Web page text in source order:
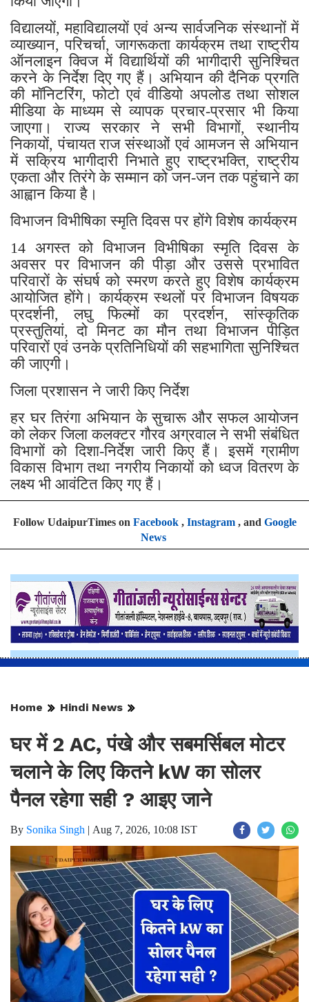
विद्यालयों, महाविद्यालयों एवं अन्य सार्वजनिक संस्थानों में
व्याख्यान, परिचर्चा, जागरूकता कार्यक्रम तथा राष्ट्रीय
ऑनलाइन क्विज में विद्यार्थियों की भागीदारी सुनिश्चित
करने के निर्देश दिए गए हैं। अभियान की दैनिक प्रगति
की मॉनिटरिंग, फोटो एवं वीडियो अपलोड तथा सोशल
मीडिया के माध्यम से व्यापक प्रचार-प्रसार भी किया
जाएगा। राज्य सरकार ने सभी विभागों, स्थानीय
निकायों, पंचायत राज संस्थाओं एवं आमजन से अभियान
में सक्रिय भागीदारी निभाते हुए राष्ट्रभक्ति, राष्ट्रीय
एकता और तिरंगे के सम्मान को जन-जन तक पहुंचाने का
आह्वान किया है।
विभाजन विभीषिका स्मृति दिवस पर होंगे विशेष कार्यक्रम
14 अगस्त को विभाजन विभीषिका स्मृति दिवस के
अवसर पर विभाजन की पीड़ा और उससे प्रभावित
परिवारों के संघर्ष को स्मरण करते हुए विशेष कार्यक्रम
आयोजित होंगे। कार्यक्रम स्थलों पर विभाजन विषयक
प्रदर्शनी, लघु फिल्मों का प्रदर्शन, सांस्कृतिक
प्रस्तुतियां, दो मिनट का मौन तथा विभाजन पीड़ित
परिवारों एवं उनके प्रतिनिधियों की सहभागिता सुनिश्चित
की जाएगी।
जिला प्रशासन ने जारी किए निर्देश
हर घर तिरंगा अभियान के सुचारू और सफल आयोजन
को लेकर जिला कलक्टर गौरव अग्रवाल ने सभी संबंधित
विभागों को दिशा-निर्देश जारी किए हैं। इसमें ग्रामीण
विकास विभाग तथा नगरीय निकायों को ध्वज वितरण के
लक्ष्य भी आवंटित किए गए हैं।
Follow UdaipurTimes on Facebook, Instagram, and Google
News
Home Hindi News
घर में 2 AC, पंखे और सबमर्सिबल मोटर
चलाने के लिए कितने kW का सोलर
पैनल रहेगा सही ? आइए जाने
By Sonika Singh | Aug 7, 2026, 10:08 IST